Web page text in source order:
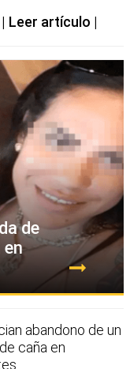
Leer artículo
de
en
abandono de un
caña en